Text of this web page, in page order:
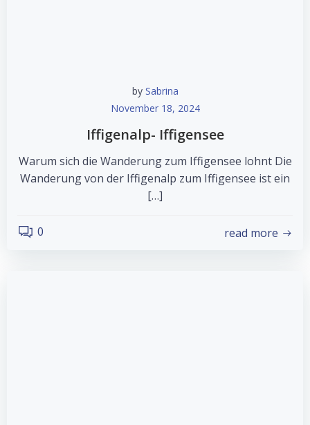
by Sabrina
November 18, 2024
Iffigenalp- Iffigensee
Warum sich die Wanderung zum Iffigensee lohnt Die
Wanderung von der Iffigenalp zum Iffigensee ist ein
[…]
0 read more